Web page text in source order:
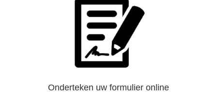
Onderteken uw formulier online